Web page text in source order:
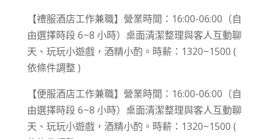
【禮服酒店工作兼職】營業時間：16:00-06:00（自
由選擇時段 6~8 小時）桌面清潔整理與客人互動聊
天、玩玩小遊戲，酒精小酌。時薪：1320~1500 (
依條件調整 )
【便服酒店工作兼職】營業時間：16:00-06:00（自
由選擇時段 6~8 小時）桌面清潔整理與客人互動聊
天、玩玩小遊戲，酒精小酌。時薪：1320~1500 (